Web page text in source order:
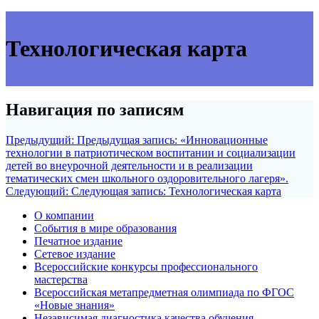
Технологическая карта
Навигация по записям
Предыдущий: Предыдущая запись: «Инновационные
технологии в патриотическом воспитании и социализации
детей во внеурочной деятельности и в реализации
тематических смен школьного оздоровительного лагеря».
Следующий: Следующая запись: Технологическая карта
О компании
События в мире образования
Печатное издание
Сетевое издание
Всероссийские конкурсы профессионального
мастерства
Всероссийская метапредметная олимпиада по ФГОС
«Новые знания»